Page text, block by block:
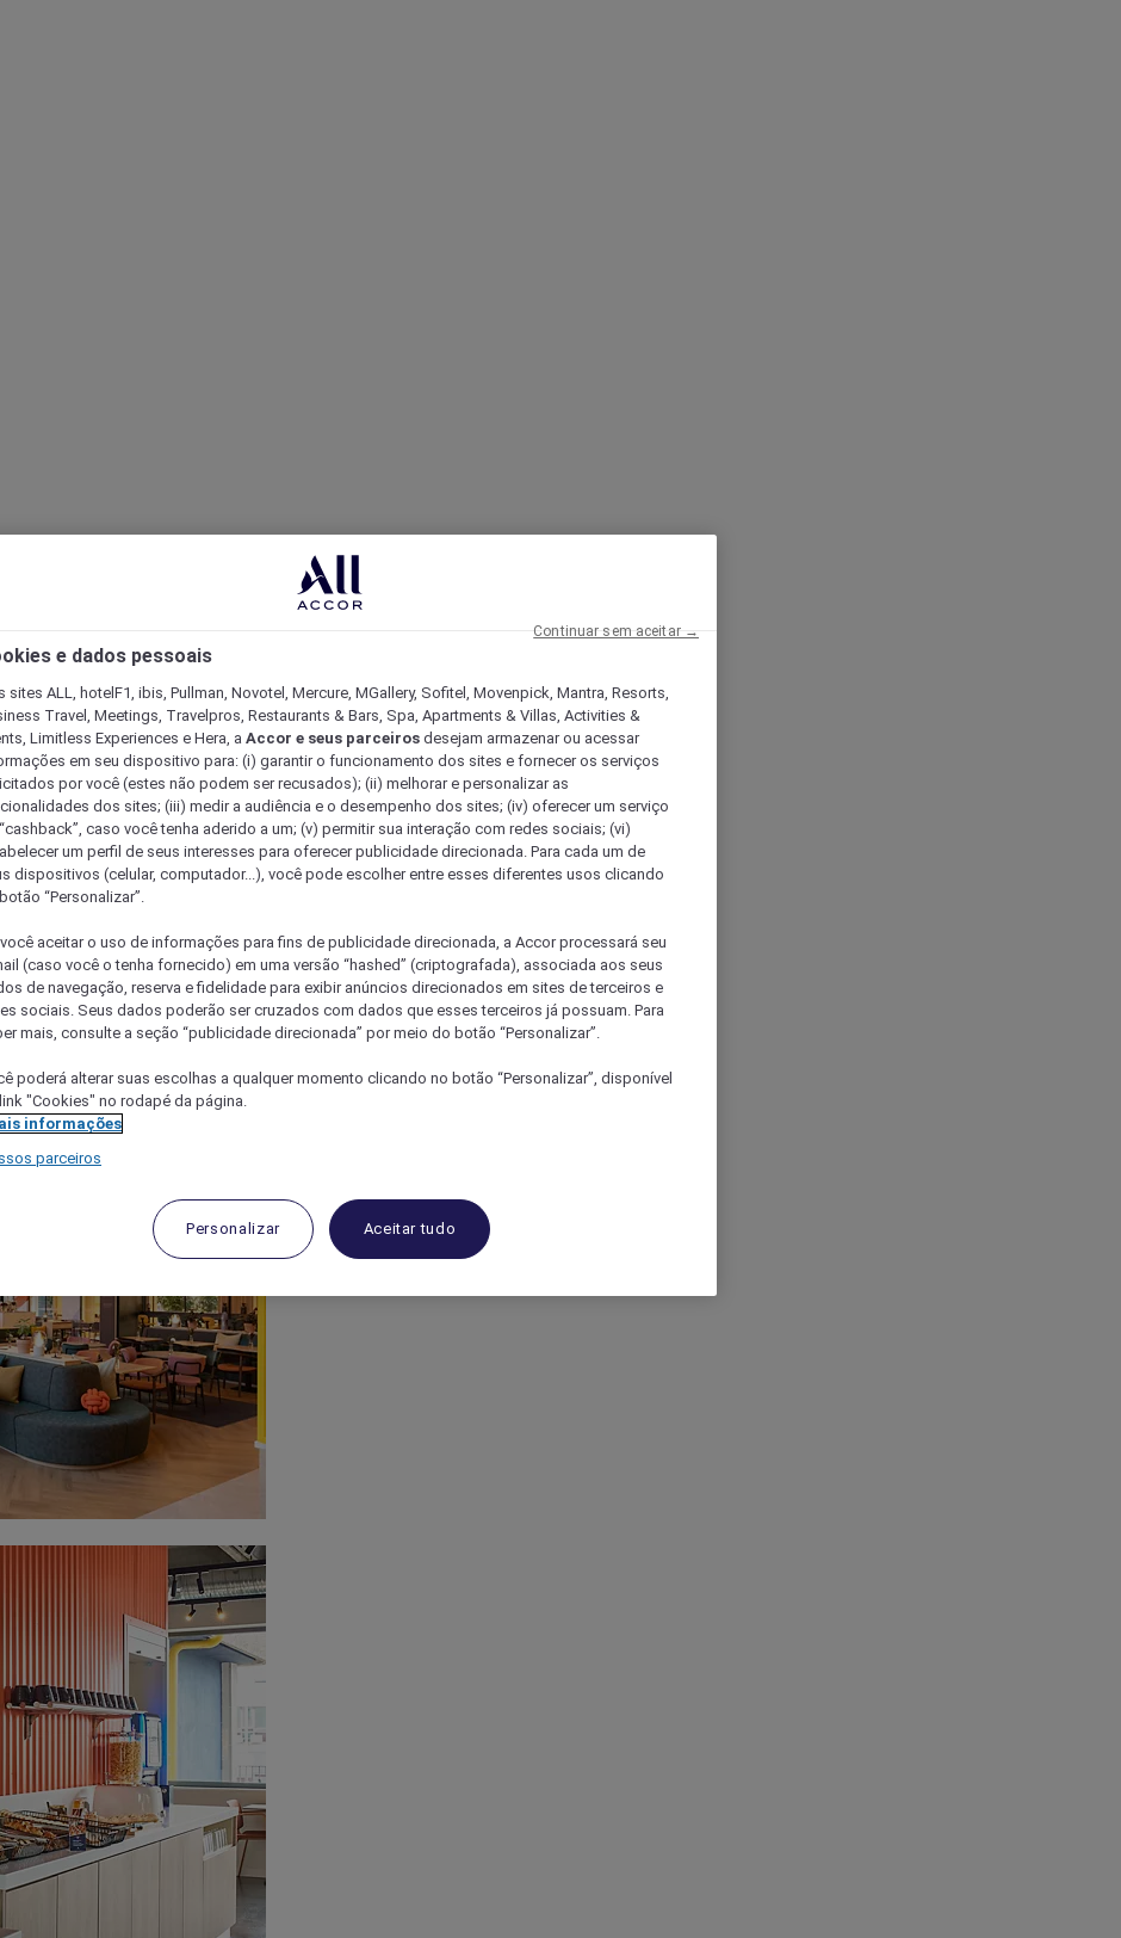
e dados pessoais
sites ALL, hotelF1, ibis, Pullman, Novotel, Mercure, MGallery, Sofitel, Movenpick, Mantra, Resorts,
Travel, Meetings, Travelpros, Restaurants & Bars, Spa, Apartments & Villas, Activities &
Limitless Experiences e Hera, a Accor e seus parceiros desejam armazenar ou acessar
em seu dispositivo para: (i) garantir o funcionamento dos sites e fornecer os serviços
por você (estes não podem ser recusados); (ii) melhorar e personalizar as
dos sites; (iii) medir a audiência e o desempenho dos sites; (iv) oferecer um serviço
caso você tenha aderido a um; (v) permitir sua interação com redes sociais; (vi)
um perfil de seus interesses para oferecer publicidade direcionada. Para cada um de
dispositivos (celular, computador...), você pode escolher entre esses diferentes usos clicando
“Personalizar”.
aceitar o uso de informações para fins de publicidade direcionada, a Accor processará seu
(caso você o tenha fornecido) em uma versão “hashed” (criptografada), associada aos seus
de navegação, reserva e fidelidade para exibir anúncios direcionados em sites de terceiros e
sociais. Seus dados poderão ser cruzados com dados que esses terceiros já possuam. Para
mais, consulte a seção “publicidade direcionada” por meio do botão “Personalizar”.
poderá alterar suas escolhas a qualquer momento clicando no botão “Personalizar”, disponível
"Cookies" no rodapé da página.
informações
parceiros
Personalizar Aceitar tudo
Continuar sem aceitar →